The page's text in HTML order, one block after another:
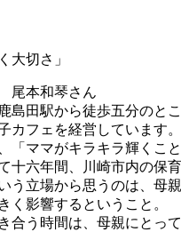
大切さ」
尾本和琴さん
島田駅から徒歩五分のと
カフェを経営しています。
「ママがキラキラ輝くこ
十六年間、川崎市内の保
う立場から思うのは、母
く影響するということ。
合う時間は、母親にとっ